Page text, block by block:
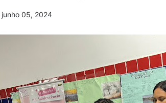
junho 05, 2024